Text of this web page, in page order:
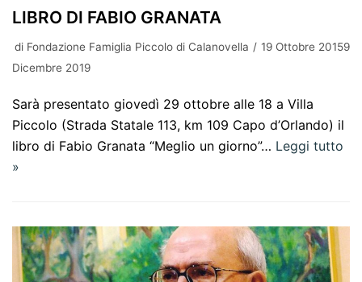
LIBRO DI FABIO GRANATA
di Fondazione Famiglia Piccolo di Calanovella
19 Ottobre 20159
Dicembre 2019
Sarà presentato giovedì 29 ottobre alle 18 a Villa
Piccolo (Strada Statale 113, km 109 Capo d’Orlando) il
libro di Fabio Granata “Meglio un giorno”… Leggi tutto
»